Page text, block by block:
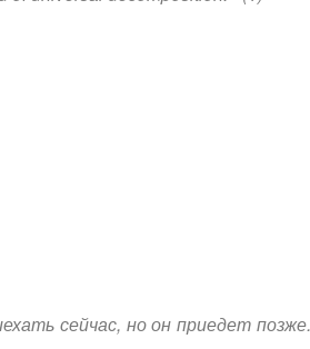
сейчас, но он приедет позже.